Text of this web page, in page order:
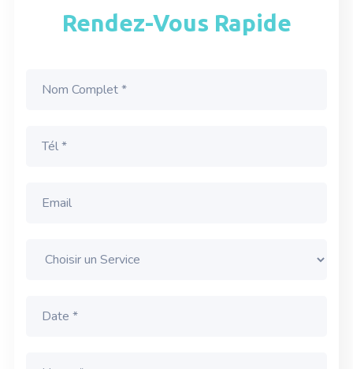
Rendez-Vous Rapide